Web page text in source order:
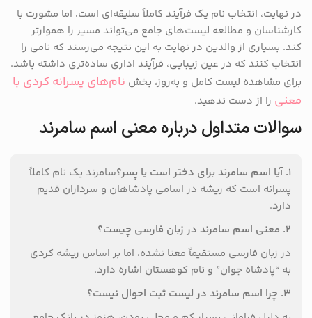
در نهایت، انتخاب نام یک فرآیند کاملاً سلیقه‌ای است، اما مشورت با
کارشناسان و مطالعه لیست‌های جامع می‌تواند مسیر را هموارتر
کند. بسیاری از والدین در نهایت به این نتیجه می‌رسند که نامی را
انتخاب کنند که در عین زیبایی، فرآیند اداری ساده‌تری داشته باشد.
برای مشاهده لیست کامل و به‌روز، بخش نام‌های پسرانه کردی با
معنی را از دست ندهید.
سوالات متداول درباره معنی اسم سامرند
۱. آیا اسم سامرند برای دختر است یا پسر؟
سامرند یک نام کاملاً
پسرانه است که ریشه در اسامی پادشاهان و سرداران قدیم
دارد.
۲. معنی اسم سامرند در زبان فارسی چیست؟
در زبان فارسی مستقیماً معنا نشده، اما بر اساس ریشه کردی
به “پادشاه جوان” و نام کوهستان اشاره دارد.
۳. چرا اسم سامرند در لیست ثبت احوال نیست؟